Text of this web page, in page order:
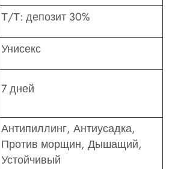
Т/Т: депозит 30%
Унисекс
7 дней
Антипиллинг, Антиусадка,
Против морщин, Дышащий,
Устойчивый